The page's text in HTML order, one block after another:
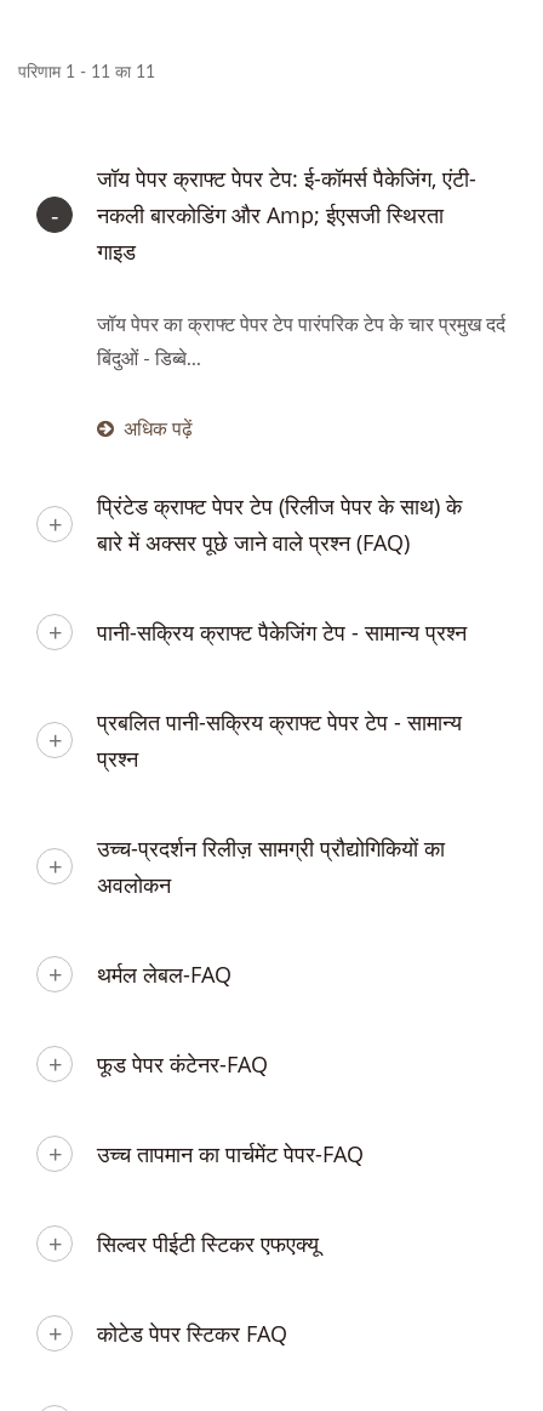
परिणाम 1 - 11 का 11
जॉय पेपर क्राफ्ट पेपर टेप: ई-कॉमर्स पैकेजिंग, एंटी-
नकली बारकोडिंग और Amp; ईएसजी स्थिरता
गाइड
जॉय पेपर का क्राफ्ट पेपर टेप पारंपरिक टेप के चार प्रमुख दर्द
बिंदुओं - डिब्बे...
अधिक पढ़ें
प्रिंटेड क्राफ्ट पेपर टेप (रिलीज पेपर के साथ) के
बारे में अक्सर पूछे जाने वाले प्रश्न (FAQ)
पानी-सक्रिय क्राफ्ट पैकेजिंग टेप - सामान्य प्रश्न
प्रबलित पानी-सक्रिय क्राफ्ट पेपर टेप - सामान्य
प्रश्न
उच्च-प्रदर्शन रिलीज़ सामग्री प्रौद्योगिकियों का
अवलोकन
थर्मल लेबल-FAQ
फूड पेपर कंटेनर-FAQ
उच्च तापमान का पार्चमेंट पेपर-FAQ
सिल्वर पीईटी स्टिकर एफएक्यू
कोटेड पेपर स्टिकर FAQ